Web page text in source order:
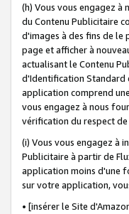
(h) Vous vous engagez à
du Contenu Publicitaire
d'images à des fins de le
page et afficher à
actualisant le Contenu
d'Identification Standard
application comprend
vous engagez à nous
vérification du respect de
(i) Vous vous engagez à
Publicitaire à partir de
application moins d'une
sur votre application,
• [insérer le Site